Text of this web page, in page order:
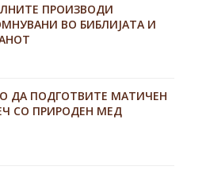
ПРОИЗВОДИ
ВО БИБЛИЈАТА И
ДА ПОДГОТВИТЕ МАТИЧЕН
СО ПРИРОДЕН МЕД